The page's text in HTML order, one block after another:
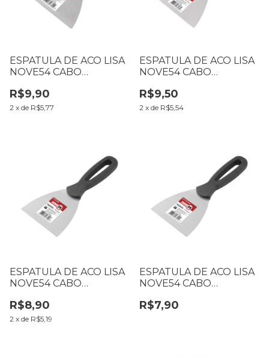
ESPATULA DE ACO LISA
NOVE54 CABO
127MM
R$9,90
2 x de R$5,77
ESPATULA DE ACO LISA
NOVE54 CABO
101MM
R$9,50
2 x de R$5,54
ESPATULA DE ACO LISA
NOVE54 CABO
76MM
R$8,90
2 x de R$5,19
ESPATULA DE ACO LISA
NOVE54 CABO
63MM
R$7,90